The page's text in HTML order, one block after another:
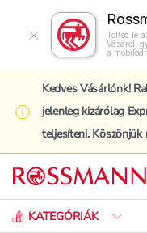
Töltsd le
Vásárolj
a
Kedves Vásárlónk!
jelenleg kizárólag
teljesíteni.
KATEGÓRIÁK
Keresés